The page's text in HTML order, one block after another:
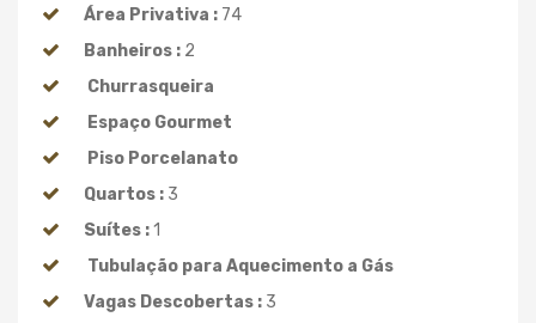
Área Privativa : 74
Banheiros : 2
Churrasqueira
Espaço Gourmet
Piso Porcelanato
Quartos : 3
Suítes :1
Tubulação para Aquecimento a Gás
Vagas Descobertas : 3